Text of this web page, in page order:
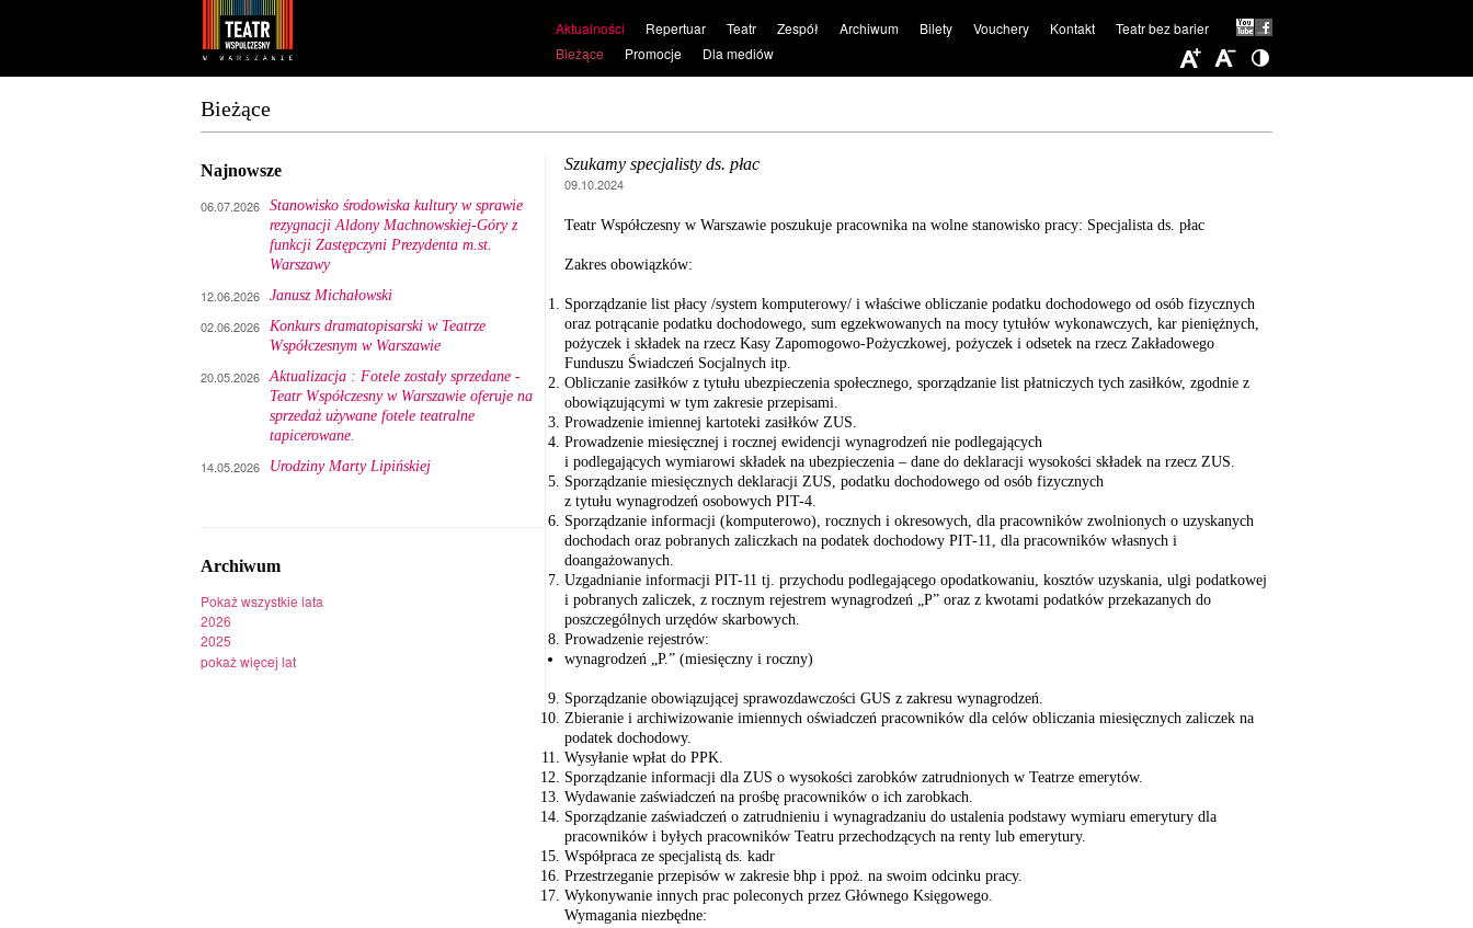
Aktualności
Bieżące
Promocje Dla mediów
Repertuar Teatr Zespół Archiwum Bilety Vouchery Kontakt Teatr bez barier
Bieżące
Najnowsze
06.07.2026 Stanowisko środowiska kultury w sprawie
rezygnacji Aldony Machnowskiej-Góry z
funkcji Zastępczyni Prezydenta m.st.
Warszawy
12.06.2026 Janusz Michałowski
02.06.2026 Konkurs dramatopisarski w Teatrze
Współczesnym w Warszawie
20.05.2026 Aktualizacja : Fotele zostały sprzedane -
Teatr Współczesny w Warszawie oferuje na
sprzedaż używane fotele teatralne
tapicerowane.
14.05.2026 Urodziny Marty Lipińskiej
Archiwum
Pokaż wszystkie lata
2026
2025
pokaż więcej lat
Szukamy specjalisty ds. płac
09.10.2024
Teatr Współczesny w Warszawie poszukuje pracownika na wolne stanowisko pracy: Specjalista ds. płac
Zakres obowiązków:
Sporządzanie list płacy /system komputerowy/ i właściwe obliczanie podatku dochodowego od osób fizycznych
oraz potrącanie podatku dochodowego, sum egzekwowanych na mocy tytułów wykonawczych, kar pieniężnych,
pożyczek i składek na rzecz Kasy Zapomogowo-Pożyczkowej, pożyczek i odsetek na rzecz Zakładowego
Funduszu Świadczeń Socjalnych itp.
Obliczanie zasiłków z tytułu ubezpieczenia społecznego, sporządzanie list płatniczych tych zasiłków, zgodnie z
obowiązującymi w tym zakresie przepisami.
Prowadzenie imiennej kartoteki zasiłków ZUS.
Prowadzenie miesięcznej i rocznej ewidencji wynagrodzeń nie podlegających
i podlegających wymiarowi składek na ubezpieczenia – dane do deklaracji wysokości składek na rzecz ZUS.
Sporządzanie miesięcznych deklaracji ZUS, podatku dochodowego od osób fizycznych
z tytułu wynagrodzeń osobowych PIT-4.
Sporządzanie informacji (komputerowo), rocznych i okresowych, dla pracowników zwolnionych o uzyskanych
dochodach oraz pobranych zaliczkach na podatek dochodowy PIT-11, dla pracowników własnych i
doangażowanych.
Uzgadnianie informacji PIT-11 tj. przychodu podlegającego opodatkowaniu, kosztów uzyskania, ulgi podatkowej
i pobranych zaliczek, z rocznym rejestrem wynagrodzeń „P” oraz z kwotami podatków przekazanych do
poszczególnych urzędów skarbowych.
Prowadzenie rejestrów:
wynagrodzeń „P.” (miesięczny i roczny)
Sporządzanie obowiązującej sprawozdawczości GUS z zakresu wynagrodzeń.
Zbieranie i archiwizowanie imiennych oświadczeń pracowników dla celów obliczania miesięcznych zaliczek na
podatek dochodowy.
Wysyłanie wpłat do PPK.
Sporządzanie informacji dla ZUS o wysokości zarobków zatrudnionych w Teatrze emerytów.
Wydawanie zaświadczeń na prośbę pracowników o ich zarobkach.
Sporządzanie zaświadczeń o zatrudnieniu i wynagradzaniu do ustalenia podstawy wymiaru emerytury dla
pracowników i byłych pracowników Teatru przechodzących na renty lub emerytury.
Współpraca ze specjalistą ds. kadr
Przestrzeganie przepisów w zakresie bhp i ppoż. na swoim odcinku pracy.
Wykonywanie innych prac poleconych przez Głównego Księgowego.
Wymagania niezbędne: